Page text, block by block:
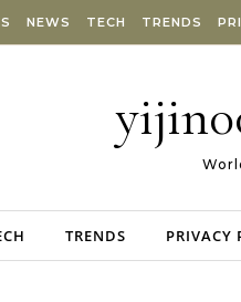
NEWS TECH TRENDS
TRENDS PRIVACY